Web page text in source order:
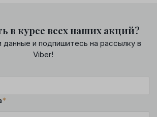
в курсе всех наших акций?
и подпишитесь на рассылку в
Viber!
*